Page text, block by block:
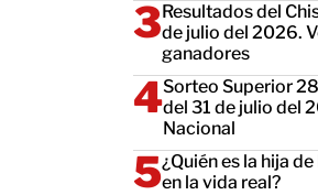
Resultados del
de julio del 2026.
ganadores
Sorteo Superior
del 31 de julio del
Nacional
¿Quién es la hija
en la vida real?